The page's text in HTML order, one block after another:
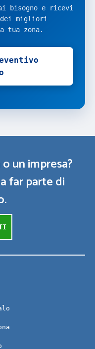
bisogno e ricevi
migliori
tua zona.
un impresa?
far parte di